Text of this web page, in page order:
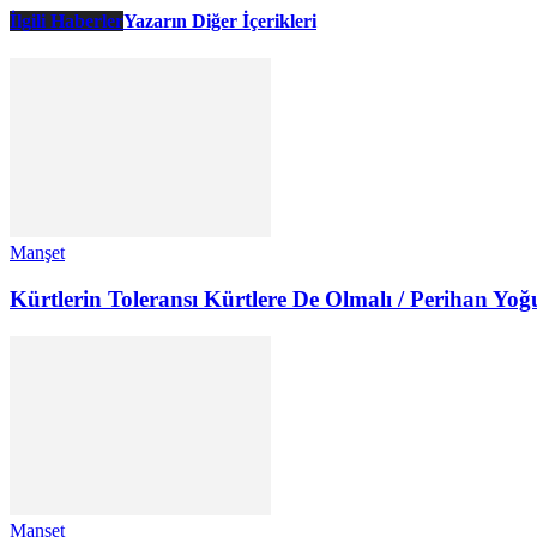
İlgili HaberlerYazarın Diğer İçerikleri
Manşet
Kürtlerin Toleransı Kürtlere De Olmalı / Perihan
Manşet